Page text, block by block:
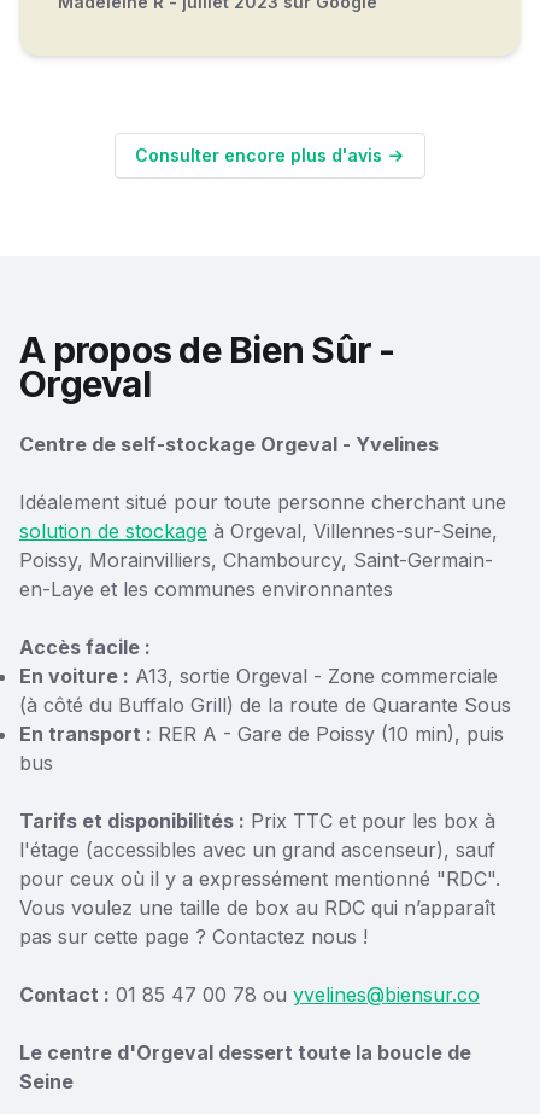
Consulter encore plus d'avis
A propos de Bien Sûr -
Orgeval
Centre de self-stockage Orgeval - Yvelines
Idéalement situé pour toute personne cherchant une
solution de stockage à Orgeval, Villennes-sur-Seine,
Poissy, Morainvilliers, Chambourcy, Saint-Germain-
en-Laye et les communes environnantes
Accès facile :
En voiture : A13, sortie Orgeval - Zone commerciale
(à côté du Buffalo Grill) de la route de Quarante Sous
En transport : RER A - Gare de Poissy (10 min), puis
bus
Tarifs et disponibilités : Prix TTC et pour les box à
l'étage (accessibles avec un grand ascenseur), sauf
pour ceux où il y a expressément mentionné "RDC".
Vous voulez une taille de box au RDC qui n’apparaît
pas sur cette page ? Contactez nous !
Contact : 01 85 47 00 78 ou yvelines@biensur.co
Le centre d'Orgeval dessert toute la boucle de
Seine